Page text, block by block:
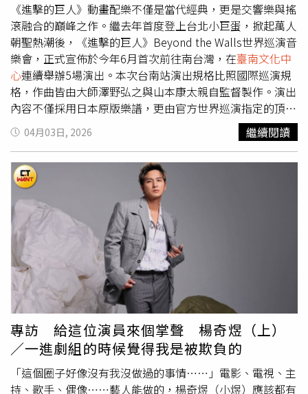
《進擊的巨人》動畫配樂不僅是當代經典，更是交響樂與搖
滾融合的巔峰之作。繼去年首度登上台北小巨蛋，掀起萬人
朝聖熱潮後，《進擊的巨人》Beyond the Walls世界巡演音
樂會，正式宣佈於今年6月首次前往南台灣，在臺南文化中
心連續舉辦5場演出。本次台南站演出規格比照國際巡演規
格，作曲皆由大師澤野弘之與山本康太親自監督製作。演出
內容不僅採用日本原版樂譜，更由官方世界巡演指定的頂尖
歌手與搖滾Live Band領銜，結合氣勢磅礴的交響樂團與合
唱團。透過現場演奏的強大渲染力，將《at'aek ON
taitn》、《Footsteps of Doom》等神曲賦予全新的生命。
現場將同步於大銀幕播放動畫精華選段，將調查兵團的掙
扎、艾連的抉擇與人類抗爭的信念揉合。這種如劇場般的沉
浸式演出型態，讓不少參與過台北場的樂迷至今仍難以忘
懷，紛紛留言感嘆：「整場演出太棒了！場景的流動讓粉絲
們充滿懷念的感覺，現場感動到要哭死，絕對想再聽一
次。」《進擊的巨人》Beyond the Walls世界巡演，將在
南文化中心
連續舉辦5場演出。（圖／牛耳藝術提供）自
2009年開啟連載、2013年動畫化以來，《進擊的巨人》以
其深邃的哲學與壯闊的世界觀，成為當代最具影響力的現象
級作品，更在2023年以完結篇動畫正式劃下10年傳奇的句
點。而作為作品靈魂的音樂，早已超越配樂範疇，成為粉絲
心中不屈意志的象徵。《進擊的巨人》Beyond the Walls世
界巡演自啟動以來，橫掃杜比劇院、卡內基音樂廳及雪梨歌
劇院等國際殿堂，透過作曲家澤野弘之與山本康太共同創
04月03日, 2026 繼續閱讀
專訪 給這位演員來個掌聲 楊奇煜（上）
／一進劇組的時候覺得我是被欺負的
「這個圈子好像沒有我沒做過的事情……」電影、電視、主
持、歌手、偶像……藝人能做的，楊奇煜（小煜）應該都有